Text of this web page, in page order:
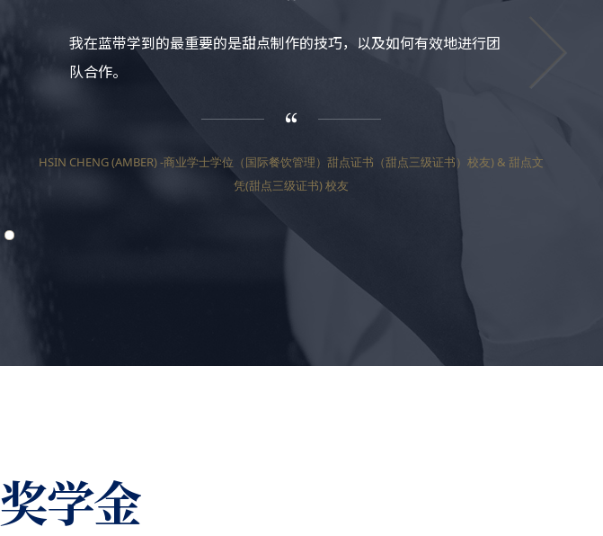
我在蓝带学到的最重要的是甜点制作的技巧，以及如何有效地进行团
队合作。
HSIN CHENG (AMBER) -商业学士学位（国际餐饮管理）甜点证书（甜点三级证书）校友) & 甜点文
凭(甜点三级证书) 校友
奖学金